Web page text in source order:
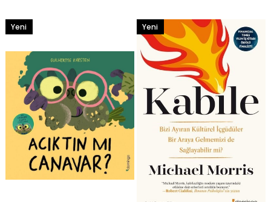
Yeni
Yeni
Ürün